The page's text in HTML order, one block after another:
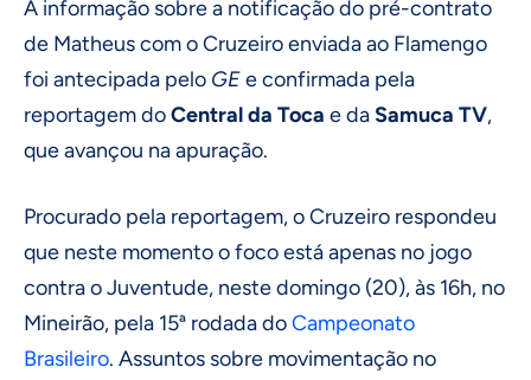
A informação sobre a notificação do pré-contrato
de Matheus com o Cruzeiro enviada ao Flamengo
foi antecipada pelo GEe confirmada pela
reportagem doCentral da Toca e daSamuca TV,
que avançou na apuração.
Procurado pela reportagem, o Cruzeiro respondeu
que neste momento o foco está apenas no jogo
contra o Juventude, neste domingo (20), às 16h, no
Mineirão, pela 15ª rodada doCampeonato
Brasileiro. Assuntos sobre movimentação no